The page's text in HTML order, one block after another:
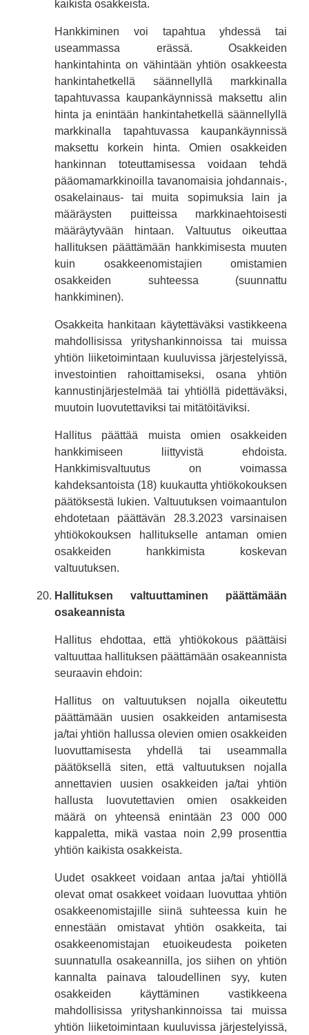
kaikista osakkeista.
Hankkiminen voi tapahtua yhdessä tai
useammassa erässä. Osakkeiden
hankintahinta on vähintään yhtiön osakkeesta
hankintahetkellä säännellyllä markkinalla
tapahtuvassa kaupankäynnissä maksettu alin
hinta ja enintään hankintahetkellä säännellyllä
markkinalla tapahtuvassa kaupankäynnissä
maksettu korkein hinta. Omien osakkeiden
hankinnan toteuttamisessa voidaan tehdä
pääomamarkkinoilla tavanomaisia johdannais-,
osakelainaus- tai muita sopimuksia lain ja
määräysten puitteissa markkinaehtoisesti
määräytyvään hintaan. Valtuutus oikeuttaa
hallituksen päättämään hankkimisesta muuten
kuin osakkeenomistajien omistamien
osakkeiden suhteessa (suunnattu
hankkiminen).
Osakkeita hankitaan käytettäväksi vastikkeena
mahdollisissa yrityshankinnoissa tai muissa
yhtiön liiketoimintaan kuuluvissa järjestelyissä,
investointien rahoittamiseksi, osana yhtiön
kannustinjärjestelmää tai yhtiöllä pidettäväksi,
muutoin luovutettaviksi tai mitätöitäviksi.
Hallitus päättää muista omien osakkeiden
hankkimiseen liittyvistä ehdoista.
Hankkimisvaltuutus on voimassa
kahdeksantoista (18) kuukautta yhtiökokouksen
päätöksestä lukien. Valtuutuksen voimaantulon
ehdotetaan päättävän 28.3.2023 varsinaisen
yhtiökokouksen hallitukselle antaman omien
osakkeiden hankkimista koskevan
valtuutuksen.
Hallituksen valtuuttaminen päättämään
osakeannista
Hallitus ehdottaa, että yhtiökokous päättäisi
valtuuttaa hallituksen päättämään osakeannista
seuraavin ehdoin:
Hallitus on valtuutuksen nojalla oikeutettu
päättämään uusien osakkeiden antamisesta
ja/tai yhtiön hallussa olevien omien osakkeiden
luovuttamisesta yhdellä tai useammalla
päätöksellä siten, että valtuutuksen nojalla
annettavien uusien osakkeiden ja/tai yhtiön
hallusta luovutettavien omien osakkeiden
määrä on yhteensä enintään 23 000 000
kappaletta, mikä vastaa noin 2,99 prosenttia
yhtiön kaikista osakkeista.
Uudet osakkeet voidaan antaa ja/tai yhtiöllä
olevat omat osakkeet voidaan luovuttaa yhtiön
osakkeenomistajille siinä suhteessa kuin he
ennestään omistavat yhtiön osakkeita, tai
osakkeenomistajan etuoikeudesta poiketen
suunnatulla osakeannilla, jos siihen on yhtiön
kannalta painava taloudellinen syy, kuten
osakkeiden käyttäminen vastikkeena
mahdollisissa yrityshankinnoissa tai muissa
yhtiön liiketoimintaan kuuluvissa järjestelyissä,